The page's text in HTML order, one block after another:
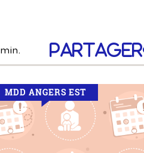
min. Partager
MDD ANGERS EST